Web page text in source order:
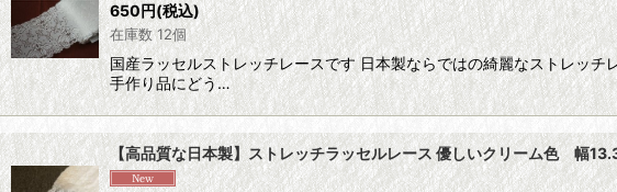
650円(税込)
在庫数 12個
国産ラッセルストレッチレースです 日本製ならではの綺麗なストレッ
手作り品にどう…
【高品質な日本製】ストレッチラッセルレース 優しいクリーム色 幅